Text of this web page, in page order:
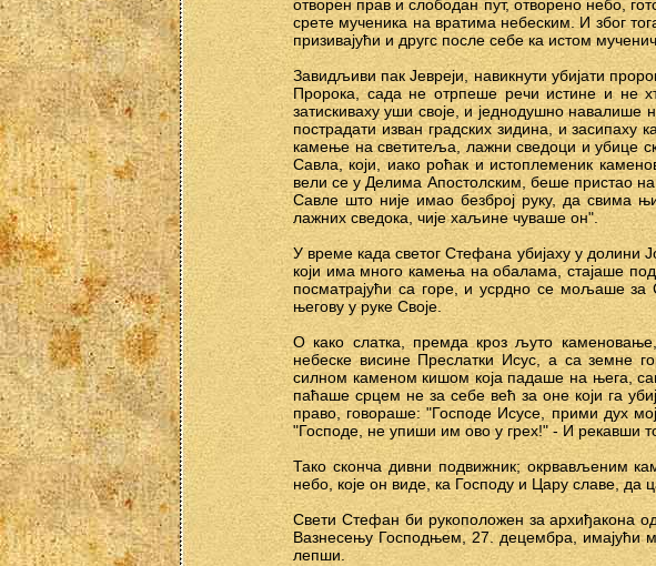
отворен прав и слободан пут, отворено небо,
срете мученика на вратима небеским. И због
призивајући и другс после себе ка истом
Завидљиви пак Јевреји, навикнути убијати
Пророка, сада не отрпеше речи истине и не
затискиваху уши своје, и једнодушно навалише
пострадати изван градских зидина, и
камење на светитеља, лажни сведоци и убице
Савла, који, иако роћак и истоплеменик
вели се у Делима Апостолским, беше пристао
Савле што није имао безброј руку, да свима
лажних сведока, чије хаљине чуваше он".
У време када светог Стефана убијаху у долини
који има много камења на обалама, стајаше
посматрајући са горе, и усрдно се мољаше
његову у руке Своје.
О како слатка, премда кроз љуто
небеске висине Преслатки Исус, а са земне
силном каменом кишом која падаше на њега,
паћаше срцем не за себе већ за оне који га
право, говораше: "Господе Исусе, прими дух
"Господе, не упиши им ово у грех!" - И рекавши
Тако сконча дивни подвижник; окрвављеним
небо, које он виде, ка Господу и Цару славе, да
Свети Стефан би рукоположен за архиђакона
Вазнесењу Господњем, 27. децембра,
лепши.